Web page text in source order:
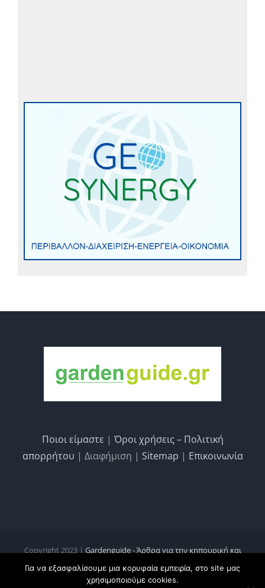
Ποιοι είμαστε | Όροι χρήσεις – Πολιτική
απορρήτου | Διαφήμιση | Sitemap | Επικοινωνία
Copyright 2023 | Gardenguide - Άρθρα για την κηπουρική και
κηποτεχνία, τις καλλιέργειες και την οικολογία
Για να εξασφαλίσουμε μια κορυφαία εμπειρία, στο site μας
χρησιμοποιούμε cookies.